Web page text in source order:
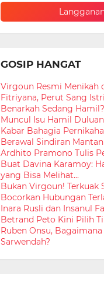
GOSIP HANGAT
Virgoun Resmi Menikah
Fitriyana, Perut Sang
Benarkah Sedang Hamil?
Muncul Isu Hamil
Kabar Bahagia
Berawal Sindiran
Ardhito Pramono Tulis
Buat Davina Karamoy:
yang Bisa Melihat...
Bukan Virgoun! Terkuak
Bocorkan Hubungan
Inara Rusli dan Insanul
Betrand Peto Kini Pilih
Ruben Onsu, Bagaimana
Sarwendah?